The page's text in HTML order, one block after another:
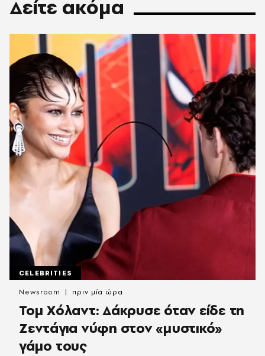
Δείτε ακόμα
CELEBRITIES
Τομ Χόλαντ: Δάκρυσε όταν είδε τη
Ζεντάγια νύφη στον «μυστικό»
γάμο τους
Newsroom πριν μία ώρα